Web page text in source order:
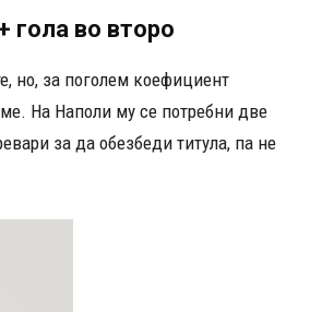
во второ
но, за поголем коефициент
На Наполи му се потребни две
за да обезбеди титула, па не